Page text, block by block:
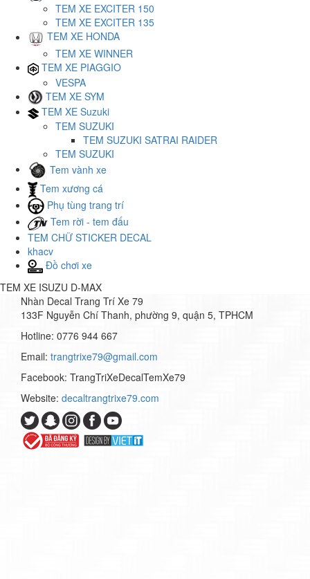
TEM XE EXCITER 150
TEM XE EXCITER 135
TEM XE HONDA
TEM XE WINNER
TEM XE PIAGGIO
VESPA
TEM XE SYM
TEM XE Suzuki
TEM SUZUKI
TEM SUZUKI SATRAI RAIDER
TEM SUZUKI
Tem vành xe
Tem xương cá
Phụ tùng trang trí
Tem rời - tem đấu
TEM CHỮ STICKER DECAL
khacv
Đồ chơi xe
TEM XE ISUZU D-MAX
Nhàn Decal Trang Trí Xe 79
133F Nguyễn Chí Thanh, phường 9, quận 5, TPHCM
Hotline: 0776 944 667
Email: trangtrixe79@gmail.com
Facebook: TrangTriXeDecalTemXe79
Website: decaltrangtrixe79.com